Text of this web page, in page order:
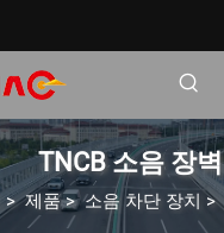
TNCB 소음 장벽
>제품>소음 차단 장치 >